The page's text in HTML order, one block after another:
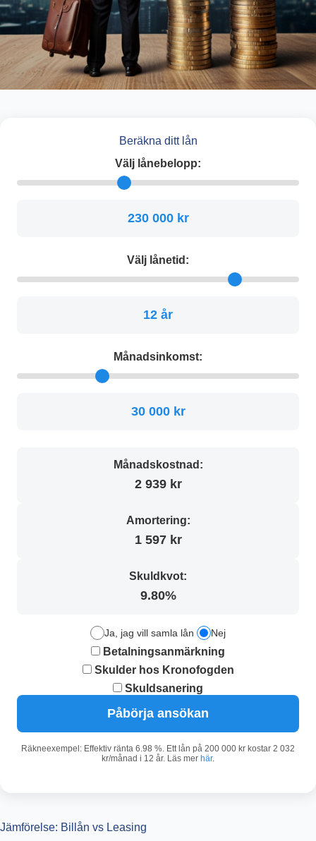
Beräkna ditt lån
Välj lånebelopp:
230 000 kr
Välj lånetid:
12 år
Månadsinkomst:
30 000 kr
Månadskostnad:
2 939 kr
Amortering:
1 597 kr
Skuldkvot:
9.80%
Ja, jag vill samla lån Nej
Betalningsanmärkning
Skulder hos Kronofogden
Skuldsanering
Påbörja ansökan
Räkneexempel: Effektiv ränta 6.98 %. Ett lån på 200 000 kr kostar 2 032
kr/månad i 12 år. Läs mer här.
Jämförelse: Billån vs Leasing